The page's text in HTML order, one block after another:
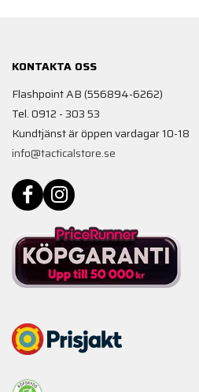
KONTAKTA OSS
Flashpoint AB (556894-6262)
Tel. 0912 - 303 53
Kundtjänst är öppen vardagar 10-18
info@tacticalstore.se